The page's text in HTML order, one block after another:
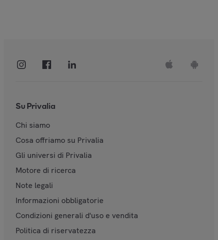
Su Privalia
Chi siamo
Cosa offriamo su Privalia
Gli universi di Privalia
Motore di ricerca
Note legali
Informazioni obbligatorie
Condizioni generali d'uso e vendita
Politica di riservatezza